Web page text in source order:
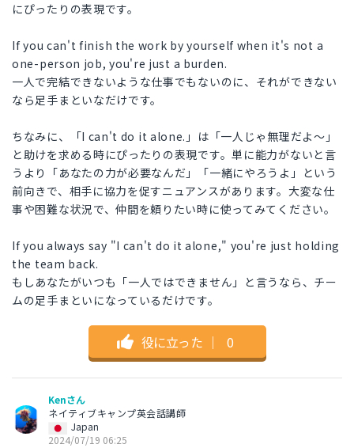
にぴったりの表現です。
If you can't finish the work by yourself when it's not a
one-person job, you're just a burden.
一人で完結できないような仕事でもないのに、それができない
なら足手まといなだけです。
ちなみに、「I can't do it alone.」は「一人じゃ無理だよ〜」
と助けを求める時にぴったりの表現です。単に能力がないと言
うより「あなたの力が必要なんだ」「一緒にやろうよ」という
前向きで、相手に協力を促すニュアンスがあります。大変な仕
事や困難な状況で、仲間を頼りたい時に使ってみてください。
If you always say "I can't do it alone," you're just holding
the team back.
もしあなたがいつも「一人ではできません」と言うなら、チー
ムの足手まといになっているだけです。
役に立った ｜ 0
Kenさん
ネイティブキャンプ英会話講師
Japan
2024/07/19 06:25